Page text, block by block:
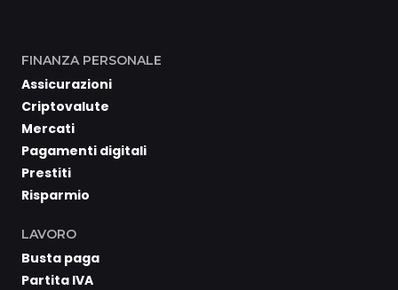
FINANZA PERSONALE
Assicurazioni
Criptovalute
Mercati
Pagamenti digitali
Prestiti
Risparmio
LAVORO
Busta paga
Partita IVA